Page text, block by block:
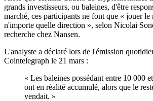
grands investisseurs, ou baleines, d'être
marché, ces participants ne font que « jouer le
n'importe quelle direction », selon Nicolai
recherche chez Nansen.
L'analyste a déclaré lors de l'émission
Cointelegraph le 21 mars :
« Les baleines possédant entre 10 000
ont en réalité accumulé, alors que le
vendait. »